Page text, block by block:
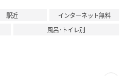
駅近
インターネット無料
風呂･トイレ別